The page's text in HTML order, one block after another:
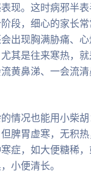
现。这时病邪半
段，细心的家长
出现胸满胁痛、心
其是往来寒热，
黄鼻涕、一会流
情况也能用小柴
脾胃虚寒，无积
症，如大便糖稀
小便清长。